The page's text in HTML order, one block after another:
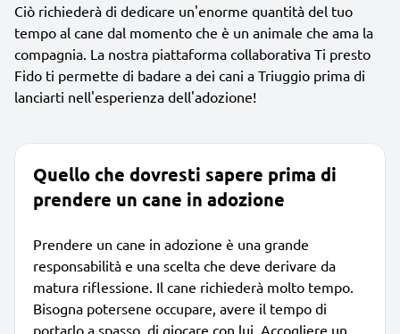
Ciò richiederà di dedicare un'enorme quantità del tuo
tempo al cane dal momento che è un animale che ama la
compagnia. La nostra piattaforma collaborativa Ti presto
Fido ti permette di badare a dei cani a Triuggio prima di
lanciarti nell'esperienza dell'adozione!
Quello che dovresti sapere prima di
prendere un cane in adozione
Prendere un cane in adozione è una grande
responsabilità e una scelta che deve derivare da
matura riflessione. Il cane richiederà molto tempo.
Bisogna potersene occupare, avere il tempo di
portarlo a spasso, di giocare con lui. Accogliere un